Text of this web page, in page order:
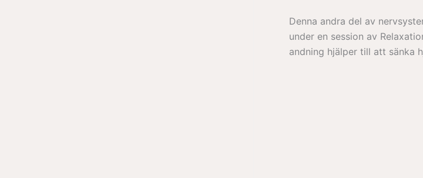
Denna andra del av
under en session av
andning hjälper till att sänka